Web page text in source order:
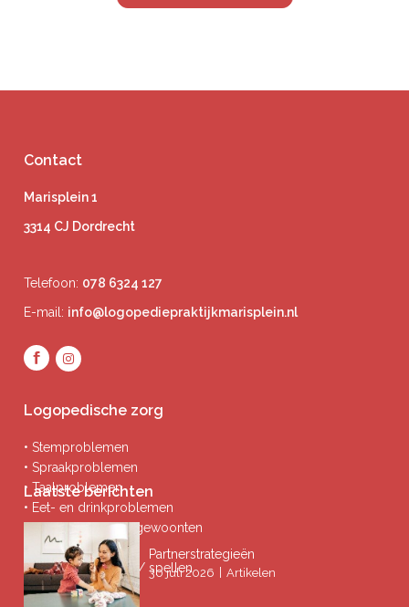
Contact
Marisplein 1
3314 CJ Dordrecht
Telefoon: 078 6324 127
E-mail: info@logopediepraktijkmarisplein.nl
Logopedische zorg
• Stemproblemen
• Spraakproblemen
• Taalproblemen
• Eet- en drinkproblemen
• Afwijkende mondgewoonten
• Ademproblemen
• Problemen lezen / spellen
Laatste berichten
Partnerstrategieën
30 juli 2026 Artikelen